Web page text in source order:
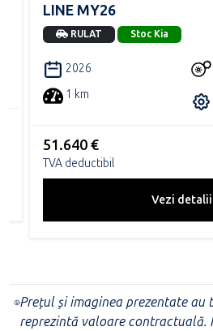
LINE MY26
RULAT Stoc Kia
2026
1 km
51.640 €
TVA deductibil
Vezi detalii
Prețul și imaginea prezentate
reprezintă valoare contractuală.